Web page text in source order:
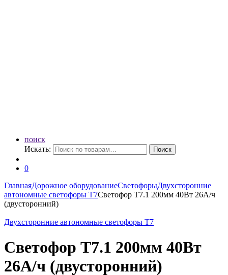
поиск
Искать:
Поиск
0
ГлавнаяДорожное оборудованиеСветофорыДвухсторонние
автономные светофоры Т7Светофор Т7.1 200мм 40Вт 26А/ч
(двусторонний)
Двухсторонние автономные светофоры Т7
Светофор Т7.1 200мм 40Вт
26А/ч (двусторонний)